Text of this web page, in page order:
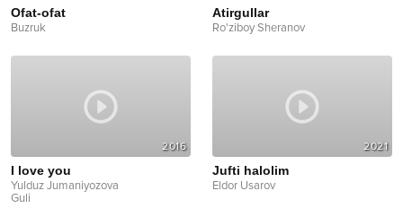
Ofat-ofat
Buzruk
Atirgullar
Ro'ziboy Sheranov
2016
I love you
Yulduz Jumaniyozova
Guli
2021
Jufti halolim
Eldor Usarov